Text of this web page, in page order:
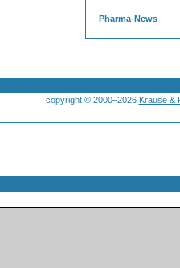
Pharma-News
copyright © 2000–2026 Krause &